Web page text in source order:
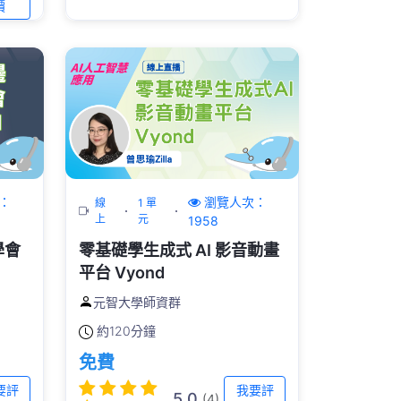
會
評
線
上
1 單
元
瀏覽人次：
1958
零基礎學生成式 AI 影音動畫
平台 Vyond
元智大學師資群
約120分鐘
免費
我要評